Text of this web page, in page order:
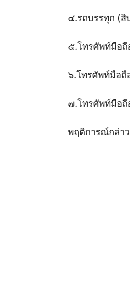
๔.รถบรรทุก (
๕.โทรศัพท์มือถื
๖.โทรศัพท์มือถื
๗.โทรศัพท์มือถื
พฤติการณ์กล่า